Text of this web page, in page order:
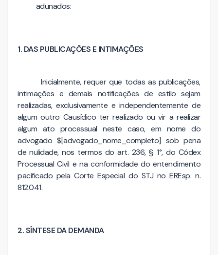
adunados:
1. DAS PUBLICAÇÕES E INTIMAÇÕES
Inicialmente, requer que todas as publicações,
intimações e demais notificações de estilo sejam
realizadas, exclusivamente e independentemente de
algum outro Causídico ter realizado ou vir a realizar
algum ato processual neste caso, em nome do
advogado $[advogado_nome_completo] sob pena
de nulidade, nos termos do art. 236, § 1°, do Códex
Processual Civil e na conformidade do entendimento
pacificado pela Corte Especial do STJ no EREsp. n.
812.041.
2. SÍNTESE DA DEMANDA